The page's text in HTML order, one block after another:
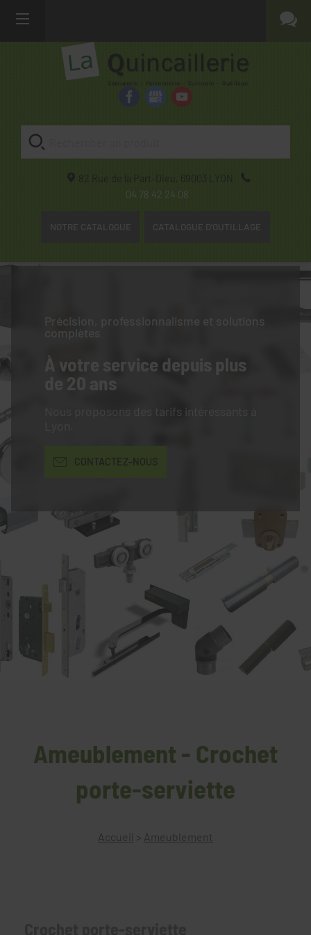
82 Rue de la Part-Dieu, 69003
LYON
04 78 42 24 08
NOTRE CATALOGUE CATALOGUE D'OUTILLAGE
Précision, professionnalisme et solutions
complètes
À votre service depuis plus
de 20 ans
Nous proposons des tarifs intéressants à
CONTACTEZ-NOUS
Ameublement - Crochet
porte-serviette
Accueil > Ameublement